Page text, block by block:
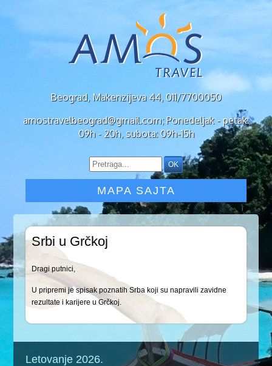
Beograd, Makenzijeva 44, 011/7700050
amostravelbeograd@gmail.com; Ponedeljak - petak:
09h - 20h, subota: 09h-15h
MAPA SAJTA
Srbi u Grčkoj
Dragi putnici,
U pripremi je spisak poznatih Srba koji su napravili zavidne
rezultate i karijere u Grčkoj.
Letovanje 2026.